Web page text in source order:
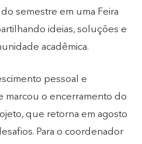
semestre em uma Feira
ideias, soluções e
acadêmica.
pessoal e
marcou o encerramento do
que retorna em agosto
Para o coordenador